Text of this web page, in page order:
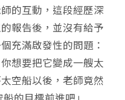
的互動，這段經歷深
報告後，並沒有給予
充滿啟發性的問題：
想要把它變成一艘太
空船以後，老師竟然